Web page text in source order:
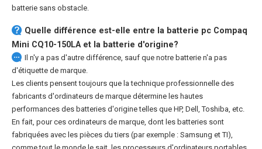
batterie sans obstacle.
Quelle différence est-elle entre la batterie pc Compaq
Mini CQ10-150LA et la batterie d'origine?
Il n'y a pas d'autre différence, sauf que notre batterie n'a pas
d'étiquette de marque.
Les clients pensent toujours que la technique professionnelle des
fabricants d'ordinateurs de marque détermine les hautes
performances des batteries d'origine telles que HP, Dell, Toshiba, etc.
En fait, pour ces ordinateurs de marque, dont les batteries sont
fabriquées avec les pièces du tiers (par exemple : Samsung et TI),